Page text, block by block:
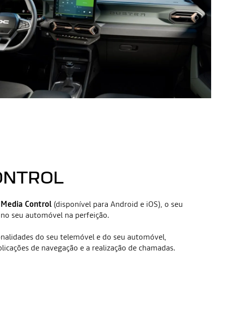
Control (disponível para Android e iOS), o seu
seu automóvel na perfeição.
do seu telemóvel e do seu automóvel,
de navegação e a realização de chamadas.